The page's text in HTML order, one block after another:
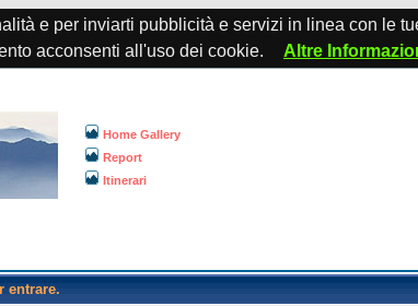
e per inviarti pubblicità e servizi in linea con le
acconsenti all'uso dei cookie.
Altre
Home Gallery
Report
Itinerari
entrare.